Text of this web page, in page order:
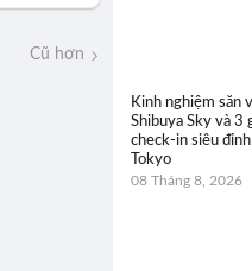
Cũ hơn
Kinh nghiệm săn
Shibuya Sky và 3
check-in siêu
Tokyo
08 Tháng 8, 2026